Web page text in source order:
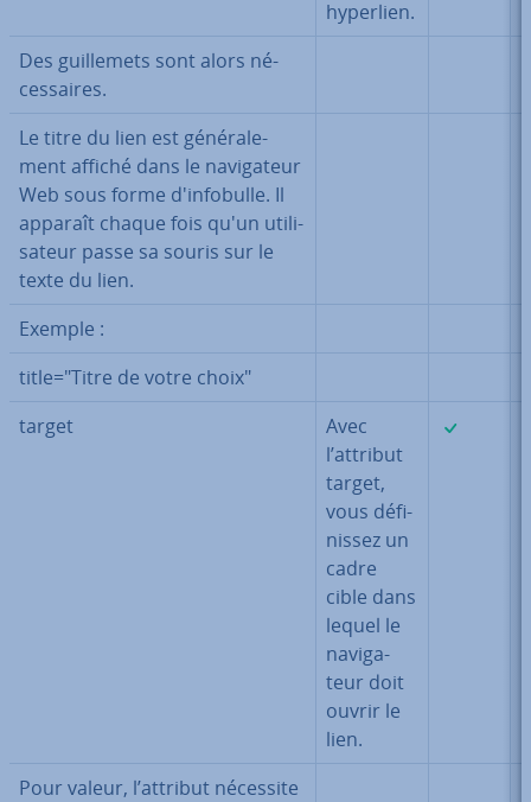
hyperlien.
Des guil­le­mets sont alors né­
ces­saires.
Le titre du lien est gé­né­ra­le­
ment affiché dans le na­vi­ga­teur
Web sous forme d'in­fo­bulle. Il
apparaît chaque fois qu'un uti­li­
sa­teur passe sa souris sur le
texte du lien.
Exemple :
title="Titre de votre choix"
target
Avec
l’attribut
target,
vous dé­fi­
nis­sez un
cadre
cible dans
lequel le
na­vi­ga­
teur doit
ouvrir le
lien.
Pour valeur, l’attribut nécessite